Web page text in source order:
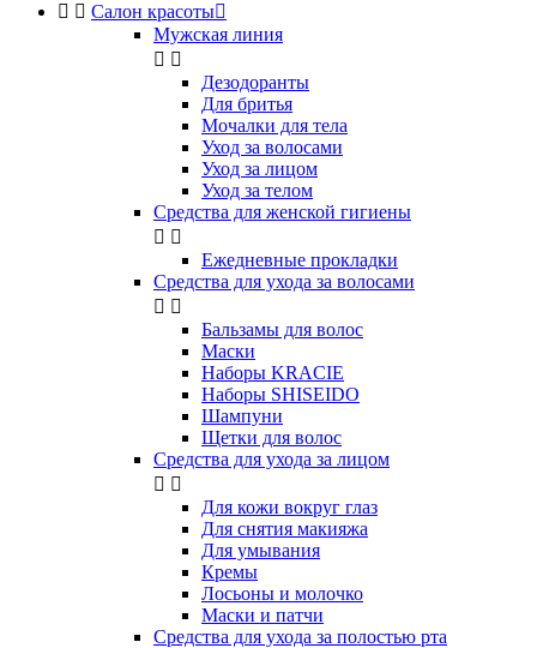
  Салон красоты
Мужская линия
 
Дезодоранты
Для бритья
Мочалки для тела
Уход за волосами
Уход за лицом
Уход за телом
Средства для женской гигиены
 
Ежедневные прокладки
Средства для ухода за волосами
 
Бальзамы для волос
Маски
Наборы KRACIE
Наборы SHISEIDO
Шампуни
Щетки для волос
Средства для ухода за лицом
 
Для кожи вокруг глаз
Для снятия макияжа
Для умывания
Кремы
Лосьоны и молочко
Маски и патчи
Средства для ухода за полостью рта